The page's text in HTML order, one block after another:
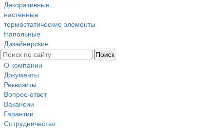
Декоративные
настенные
термостатические элементы
Напольные
Дизайнерские
О компании
Документы
Реквизиты
Вопрос-ответ
Вакансии
Гарантии
Сотрудничество